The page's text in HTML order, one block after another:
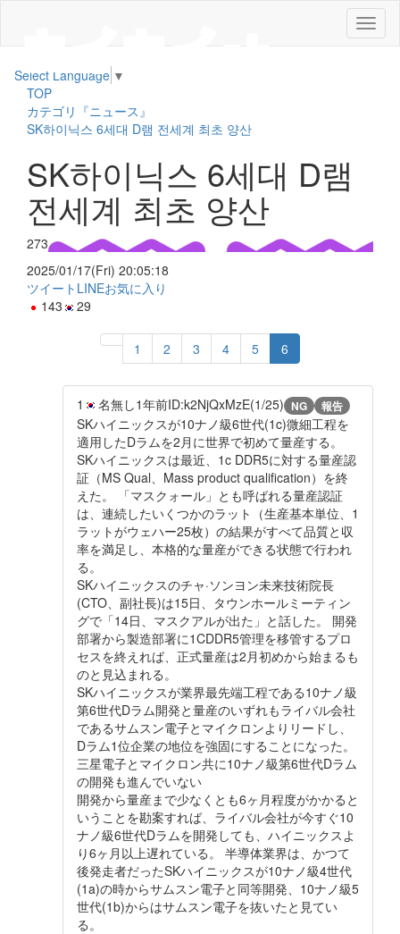
メ
ニ
Select Language ▼
TOP
カテゴリ『ニュース』
SK하이닉스 6세대 D램 전세계 최초 양산
SK하이닉스 6세대 D램
전세계 최초 양산
273
2025/01/17(Fri) 20:05:18
ツイート LINEお気に入り
143
29
1 2 3 4 5 6
1 名無し1年前ID:k2NjQxMzE(1/25) NG 報告
SKハイニックスが10ナノ級6世代(1c)微細工程を
適用したDラムを2月に世界で初めて量産する。
SKハイニックスは最近、1c DDR5に対する量産認
証（MS Qual、Mass product qualification）を終
えた。 「マスクォール」とも呼ばれる量産認証
は、連続したいくつかのラット（生産基本単位、1
ラットがウェハー25枚）の結果がすべて品質と収
率を満足し、本格的な量産ができる状態で行われ
る。
SKハイニックスのチャ·ソンヨン未来技術院長
(CTO、副社長)は15日、タウンホールミーティン
グで「14日、マスクアルが出た」と話した。 開発
部署から製造部署に1CDDR5管理を移管するプロ
セスを終えれば、正式量産は2月初めから始まるも
のと見込まれる。
SKハイニックスが業界最先端工程である10ナノ級
第6世代Dラム開発と量産のいずれもライバル会社
であるサムスン電子とマイクロンよりリードし、
Dラム1位企業の地位を強固にすることになった。
三星電子とマイクロン共に10ナノ級第6世代Dラム
の開発も進んでいない
開発から量産まで少なくとも6ヶ月程度がかかると
いうことを勘案すれば、ライバル会社が今すぐ10
ナノ級6世代Dラムを開発しても、ハイニックスよ
り6ヶ月以上遅れている。 半導体業界は、かつて
後発走者だったSKハイニックスが10ナノ級4世代
(1a)の時からサムスン電子と同等開発、10ナノ級5
世代(1b)からはサムスン電子を抜いたと見てい
る。